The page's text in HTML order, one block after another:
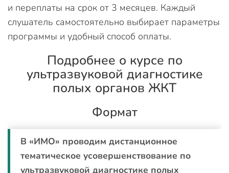
и переплаты на срок от 3 месяцев. Каждый
слушатель самостоятельно выбирает параметры
программы и удобный способ оплаты.
Подробнее о курсе по
ультразвуковой диагностике
полых органов ЖКТ
Формат
В «ИМО» проводим дистанционное
тематическое усовершенствование по
ультразвуковой диагностике полых